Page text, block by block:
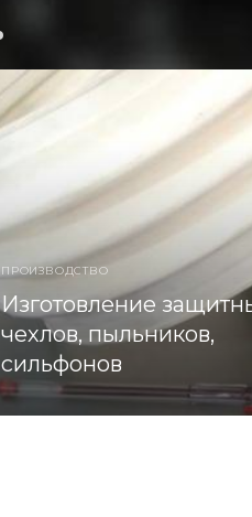
ПРОИЗВОДСТВО
Изготовление
чехлов, пыльников,
сильфонов